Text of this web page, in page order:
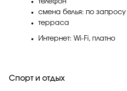
телефон
смена белья: по запросу
терраса
Интернет: Wi-Fi, платно
Спорт и отдых